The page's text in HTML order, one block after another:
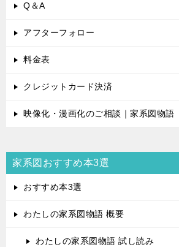
Q＆A
アフターフォロー
料金表
クレジットカード決済
映像化・漫画化のご相談｜家系図物語
家系図おすすめ本3選
おすすめ本3選
わたしの家系図物語 概要
わたしの家系図物語 試し読み